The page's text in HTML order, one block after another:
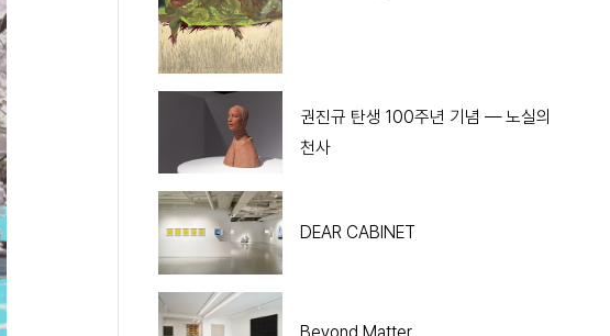
권진규 탄생 100주년 기념 ― 노실의
천사
DEAR CABINET